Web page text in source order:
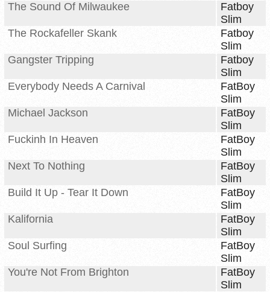
The Sound Of Milwaukee
Fatboy
Slim
The Rockafeller Skank
Fatboy
Slim
Gangster Tripping
Fatboy
Slim
Everybody Needs A Carnival
FatBoy
Slim
Michael Jackson
FatBoy
Slim
Fuckinh In Heaven
FatBoy
Slim
Next To Nothing
FatBoy
Slim
Build It Up - Tear It Down
FatBoy
Slim
Kalifornia
FatBoy
Slim
Soul Surfing
FatBoy
Slim
You're Not From Brighton
FatBoy
Slim